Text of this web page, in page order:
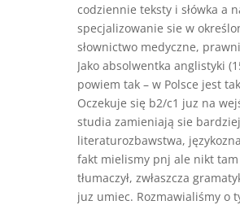
codziennie teksty i słówka a
specjalizowanie sie w
słownictwo medyczne,
Jako absolwentka anglistyki
powiem tak – w Polsce jest
Oczekuje się b2/c1 juz na
studia zamieniają sie
literaturozbawstwa,
fakt mielismy pnj ale nikt
tłumaczył, zwłaszcza
juz umiec. Rozmawialiśmy o